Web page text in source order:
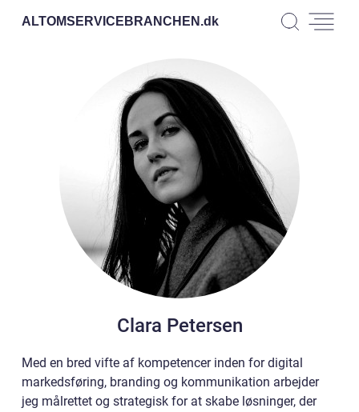
ALTOMSERVICEBRANCHEN.dk
Clara Petersen
Med en bred vifte af kompetencer inden for digital
markedsføring, branding og kommunikation arbejder
jeg målrettet og strategisk for at skabe løsninger, der